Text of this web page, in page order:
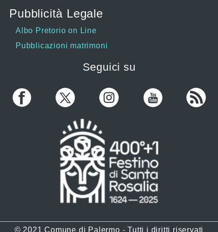
Pubblicità Legale
Albo Pretorio on Line
Pubblicazioni matrimoni
Seguici su
© 2021 Comune di Palermo - Tutti i diritti riservati